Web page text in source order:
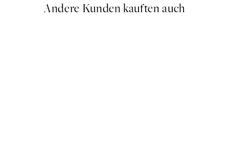
Andere Kunden kauften auch